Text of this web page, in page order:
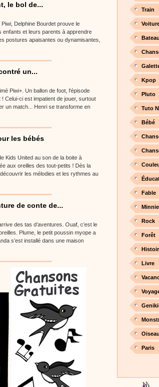
le bol de...
Delphine Bourdet prouve le
enfants et leurs parents à apprendre
postures apaisantes ou dynamisantes,
un...
Piwi+. Un ballon de foot, l'épisode
Celui-ci est impatient de jouer, surtout
un match... Henri se transforme en
les bébés
Kids United au son de la boite à
aux oreilles des tout-petits ! Dès la
les mélodies et les rythmes au
de conte de...
des tas d’aventures. Ouaf, c’est le
Plume, le petit poussin myope a
s’est installé dans une maison
Train
Bateau
Kpop
Pluto
Tuto
Bébé
Fable
Minnie
Rock
Forêt
Livre
Oiseau
Paris